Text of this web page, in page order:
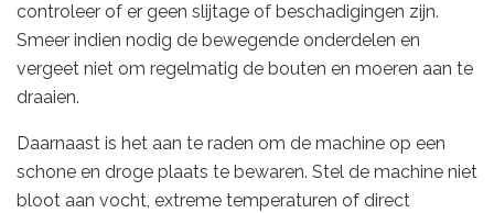
controleer of er geen slijtage of beschadigingen zijn.
Smeer indien nodig de bewegende onderdelen en
vergeet niet om regelmatig de bouten en moeren aan te
draaien.
Daarnaast is het aan te raden om de machine op een
schone en droge plaats te bewaren. Stel de machine niet
bloot aan vocht, extreme temperaturen of direct